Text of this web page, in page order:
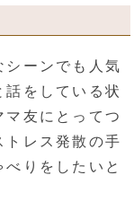
シーンでも人気
をしている状
友にとってつ
トレス発散の手
りをしたいと